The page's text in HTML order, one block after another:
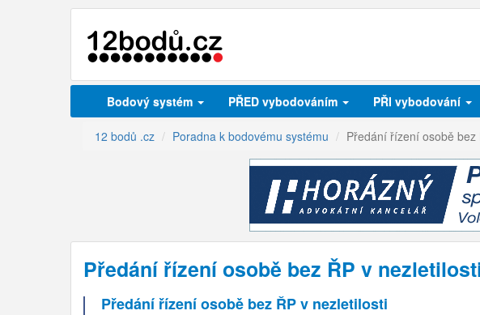
Bodový systém PŘED vybodováním PŘI vybodování
12 bodů .cz Poradna k bodovému systému Předání řízení osobě bez
Předání řízení osobě bez ŘP v
Předání řízení osobě bez ŘP v nezletilosti